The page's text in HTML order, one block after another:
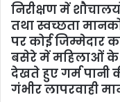
निरीक्षण में
तथा स्वच्छता
पर कोई जिम्मेदार
बसेरे में महिलाओं के
देखते हुए गर्म पानी
गंभीर लापरवाही